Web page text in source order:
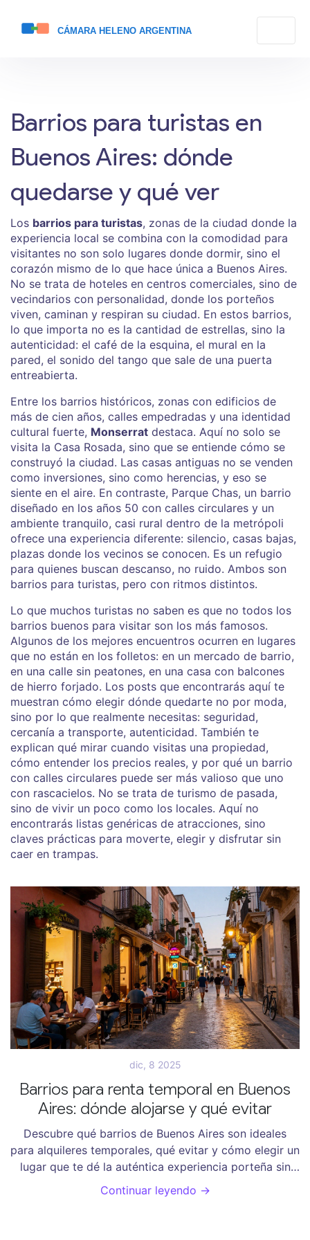
Barrios para turistas en
Buenos Aires: dónde
quedarse y qué ver
Los barrios para turistas, zonas de la ciudad donde la
experiencia local se combina con la comodidad para
visitantes no son solo lugares donde dormir, sino el
corazón mismo de lo que hace única a Buenos Aires.
No se trata de hoteles en centros comerciales, sino de
vecindarios con personalidad, donde los porteños
viven, caminan y respiran su ciudad. En estos barrios,
lo que importa no es la cantidad de estrellas, sino la
autenticidad: el café de la esquina, el mural en la
pared, el sonido del tango que sale de una puerta
entreabierta.
Entre los barrios históricos, zonas con edificios de
más de cien años, calles empedradas y una identidad
cultural fuerte, Monserrat destaca. Aquí no solo se
visita la Casa Rosada, sino que se entiende cómo se
construyó la ciudad. Las casas antiguas no se venden
como inversiones, sino como herencias, y eso se
siente en el aire. En contraste, Parque Chas, un barrio
diseñado en los años 50 con calles circulares y un
ambiente tranquilo, casi rural dentro de la metrópoli
ofrece una experiencia diferente: silencio, casas bajas,
plazas donde los vecinos se conocen. Es un refugio
para quienes buscan descanso, no ruido. Ambos son
barrios para turistas, pero con ritmos distintos.
Lo que muchos turistas no saben es que no todos los
barrios buenos para visitar son los más famosos.
Algunos de los mejores encuentros ocurren en lugares
que no están en los folletos: en un mercado de barrio,
en una calle sin peatones, en una casa con balcones
de hierro forjado. Los posts que encontrarás aquí te
muestran cómo elegir dónde quedarte no por moda,
sino por lo que realmente necesitas: seguridad,
cercanía a transporte, autenticidad. También te
explican qué mirar cuando visitas una propiedad,
cómo entender los precios reales, y por qué un barrio
con calles circulares puede ser más valioso que uno
con rascacielos. No se trata de turismo de pasada,
sino de vivir un poco como los locales. Aquí no
encontrarás listas genéricas de atracciones, sino
claves prácticas para moverte, elegir y disfrutar sin
caer en trampas.
dic, 8 2025
Barrios para renta temporal en Buenos
Aires: dónde alojarse y qué evitar
Descubre qué barrios de Buenos Aires son ideales
para alquileres temporales, qué evitar y cómo elegir un
lugar que te dé la auténtica experiencia porteña sin
caer en trampas turísticas.
Continuar leyendo →